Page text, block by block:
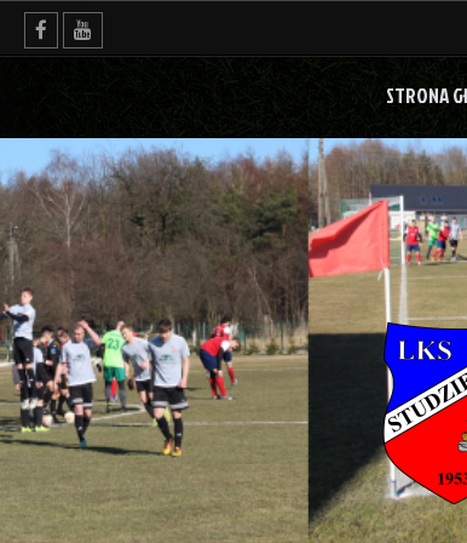
Skip
content
STRONA